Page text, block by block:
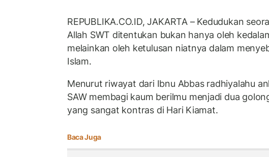
REPUBLIKA.CO.ID, JAKARTA – Kedudukan
Allah SWT ditentukan bukan hanya oleh
melainkan oleh ketulusan niatnya dalam
Islam.
Menurut riwayat dari Ibnu Abbas radhiyalahu
SAW membagi kaum berilmu menjadi dua
yang sangat kontras di Hari Kiamat.
Baca Juga